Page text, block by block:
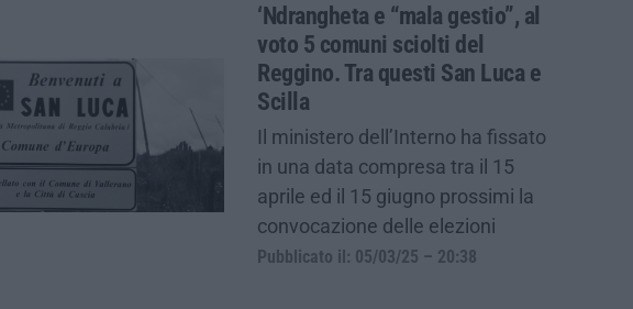
‘Ndrangheta e “mala gestio”, al
voto 5 comuni sciolti del
Reggino. Tra questi San Luca e
Scilla
Il ministero dell’Interno ha fissato
in una data compresa tra il 15
aprile ed il 15 giugno prossimi la
convocazione delle elezioni
Pubblicato il: 05/03/25 – 20:38